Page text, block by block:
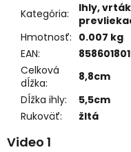
Kategória:
Ihly,
Hmotnosť: 0.007 kg
EAN:
Celková
dĺžka:
8,8cm
Dĺžka ihly:
5,5cm
Rukoväť: žltá
Video 1